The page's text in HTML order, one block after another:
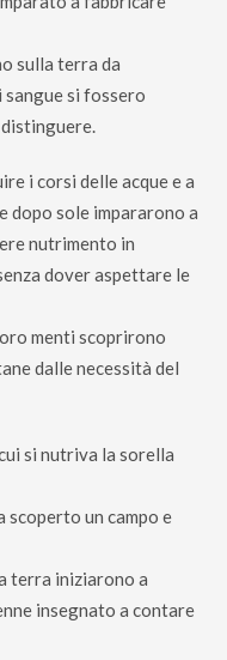
sulla terra da
sangue si fossero
i corsi delle acque e a
dopo sole impararono a
nutrimento in
dover aspettare le
menti scoprirono
dalle necessità del
si nutriva la sorella
scoperto un campo e
terra iniziarono a
insegnato a contare